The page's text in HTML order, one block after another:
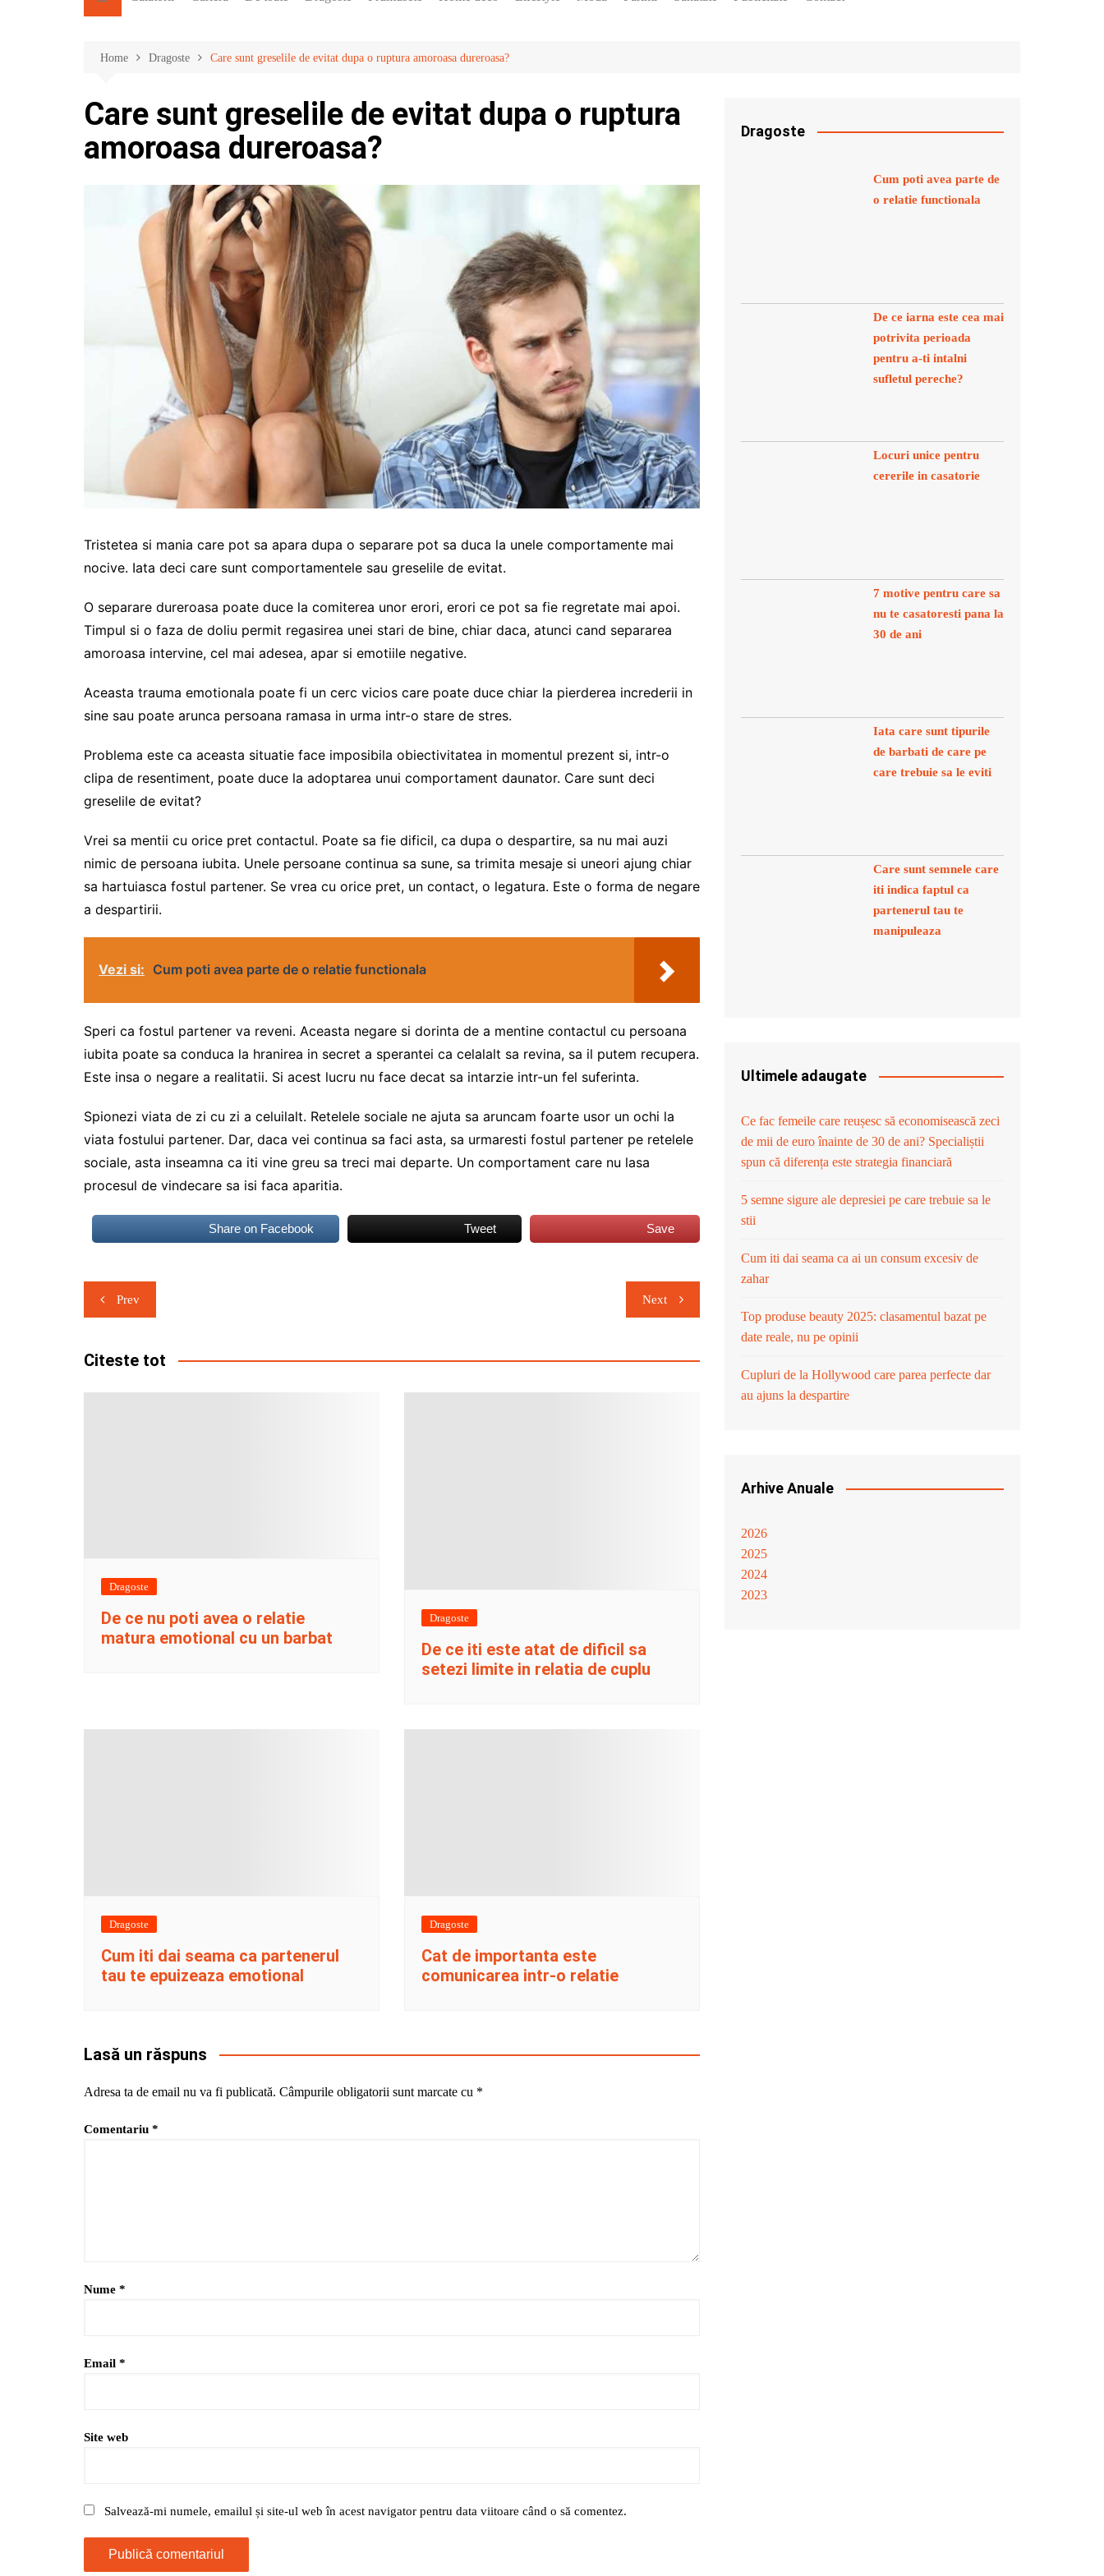
Home Dragoste Care sunt greselile de evitat dupa o ruptura amoroasa dureroasa?
Care sunt greselile de evitat dupa o ruptura
amoroasa dureroasa?
Tristetea si mania care pot sa apara dupa o separare pot sa duca la unele comportamente mai
nocive. Iata deci care sunt comportamentele sau greselile de evitat.
O separare dureroasa poate duce la comiterea unor erori, erori ce pot sa fie regretate mai apoi.
Timpul si o faza de doliu permit regasirea unei stari de bine, chiar daca, atunci cand separarea
amoroasa intervine, cel mai adesea, apar si emotiile negative.
Aceasta trauma emotionala poate fi un cerc vicios care poate duce chiar la pierderea increderii in
sine sau poate arunca persoana ramasa in urma intr-o stare de stres.
Problema este ca aceasta situatie face imposibila obiectivitatea in momentul prezent si, intr-o
clipa de resentiment, poate duce la adoptarea unui comportament daunator. Care sunt deci
greselile de evitat?
Vrei sa mentii cu orice pret contactul. Poate sa fie dificil, ca dupa o despartire, sa nu mai auzi
nimic de persoana iubita. Unele persoane continua sa sune, sa trimita mesaje si uneori ajung chiar
sa hartuiasca fostul partener. Se vrea cu orice pret, un contact, o legatura. Este o forma de negare
a despartirii.
Vezi si: Cum poti avea parte de o relatie functionala
Speri ca fostul partener va reveni. Aceasta negare si dorinta de a mentine contactul cu persoana
iubita poate sa conduca la hranirea in secret a sperantei ca celalalt sa revina, sa il putem recupera.
Este insa o negare a realitatii. Si acest lucru nu face decat sa intarzie intr-un fel suferinta.
Spionezi viata de zi cu zi a celuilalt. Retelele sociale ne ajuta sa aruncam foarte usor un ochi la
viata fostului partener. Dar, daca vei continua sa faci asta, sa urmaresti fostul partener pe retelele
sociale, asta inseamna ca iti vine greu sa treci mai departe. Un comportament care nu lasa
procesul de vindecare sa isi faca aparitia.
Share on Facebook Tweet Save
Navigare
în
articole
Prev Next
Citeste tot
Dragoste
De ce nu poti avea o relatie
matura emotional cu un barbat
Dragoste
De ce iti este atat de dificil sa
setezi limite in relatia de cuplu
Dragoste
Cum iti dai seama ca partenerul
tau te epuizeaza emotional
Dragoste
Cat de importanta este
comunicarea intr-o relatie
Lasă un răspuns
Adresa ta de email nu va fi publicată. Câmpurile obligatorii sunt marcate cu *
Comentariu *
Nume *
Email *
Site web
Salvează-mi numele, emailul și site-ul web în acest navigator pentru data viitoare când o să comentez.
Dragoste
Cum poti avea parte de
o relatie functionala
De ce iarna este cea mai
potrivita perioada
pentru a-ti intalni
sufletul pereche?
Locuri unice pentru
cererile in casatorie
7 motive pentru care sa
nu te casatoresti pana la
30 de ani
Iata care sunt tipurile
de barbati de care pe
care trebuie sa le eviti
Care sunt semnele care
iti indica faptul ca
partenerul tau te
manipuleaza
Ultimele adaugate
Ce fac femeile care reușesc să economisească zeci
de mii de euro înainte de 30 de ani? Specialiștii
spun că diferența este strategia financiară
5 semne sigure ale depresiei pe care trebuie sa le
stii
Cum iti dai seama ca ai un consum excesiv de
zahar
Top produse beauty 2025: clasamentul bazat pe
date reale, nu pe opinii
Cupluri de la Hollywood care parea perfecte dar
au ajuns la despartire
Arhive Anuale
2026
2025
2024
2023